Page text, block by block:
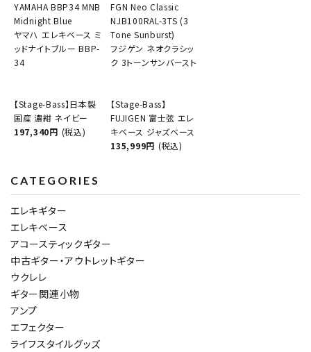
YAMAHA BBP34 MNB
Midnight Blue
ヤマハ エレキベース ミ
ッドナイトブルー BBP-
34
【Stage-Bass】日本製
国産 濃紺 ネイビー
197,340円 (税込)
FGN Neo Classic
NJB100RAL-3TS (3
Tone Sunburst)
フジゲン ネオクラシッ
ク 3トーンサンバースト
【Stage-Bass】
FUJIGEN 富士弦 エレ
キベース ジャズベース
135,999円 (税込)
CATEGORIES
エレキギター
エレキベース
アコースティックギター
中古ギター・アウトレットギター
ウクレレ
ギター関連小物
アンプ
エフェクター
ライフスタイルグッズ